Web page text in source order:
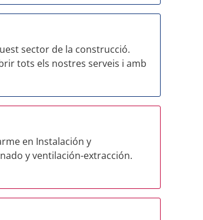
sector de la construcció.
tots els nostres serveis i amb
en Instalación y
y ventilación-extracción.